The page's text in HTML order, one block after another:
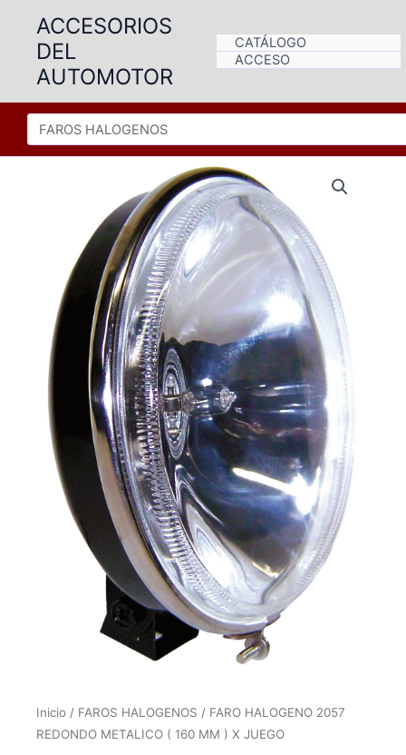
contenido
ACCESORIOS
DEL
AUTOMOTOR
CATÁLOGO
ACCESO
Inicio / FAROS HALOGENOS / FARO HALOGENO 2057
REDONDO METALICO ( 160 MM ) X JUEGO